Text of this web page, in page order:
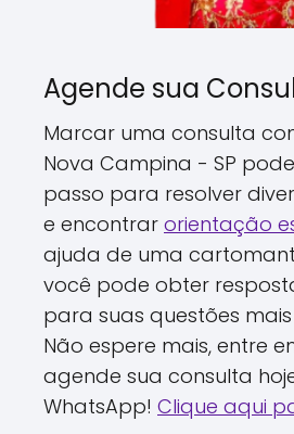
Agende sua
Marcar uma consulta
Nova Campina - SP
passo para resolver
e encontrar orientação
ajuda de uma
você pode obter
para suas questões
Não espere mais, entre
agende sua consulta
WhatsApp! Clique aqui